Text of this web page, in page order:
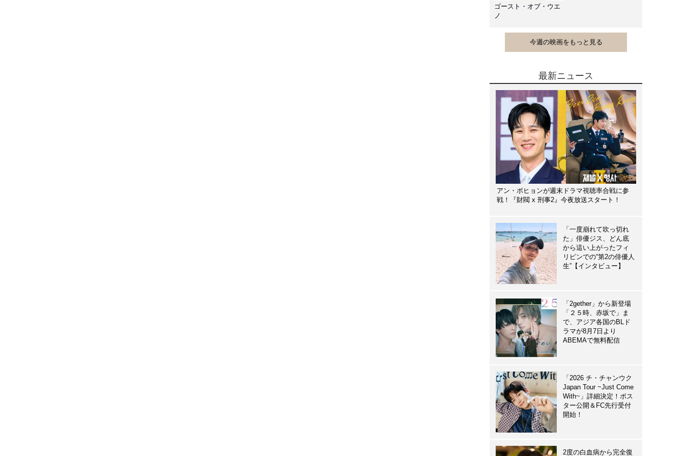
ゴースト・オブ・ウエ
ノ
今週の映画をもっと見る
最新ニュース
アン・ボヒョンが週末ドラマ視聴率合戦に参
戦！『財閥 x 刑事2』今夜放送スタート！
「一度崩れて吹っ切れ
た」俳優ジス、どん底
から這い上がったフィ
リピンでの“第2の俳優人
生”【インタビュー】
「2gether」から新登場
「２５時、赤坂で」ま
で、アジア各国のBLド
ラマが8月7日より
ABEMAで無料配信
「2026 チ・チャンウク
Japan Tour ~Just Come
With~」詳細決定！ポス
ター公開＆FC先行受付
開始！
2度の白血病から完全復